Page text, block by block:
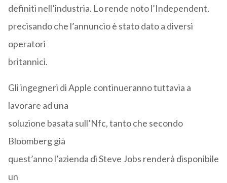
definiti nell’industria. Lo rende noto l’Independent,
precisando che l’annuncio è stato dato a diversi
operatori
britannici.
Gli ingegneri di Apple continueranno tuttavia a
lavorare ad una
soluzione basata sull’Nfc, tanto che secondo
Bloomberg già
quest’anno l’azienda di Steve Jobs renderà disponibile
un